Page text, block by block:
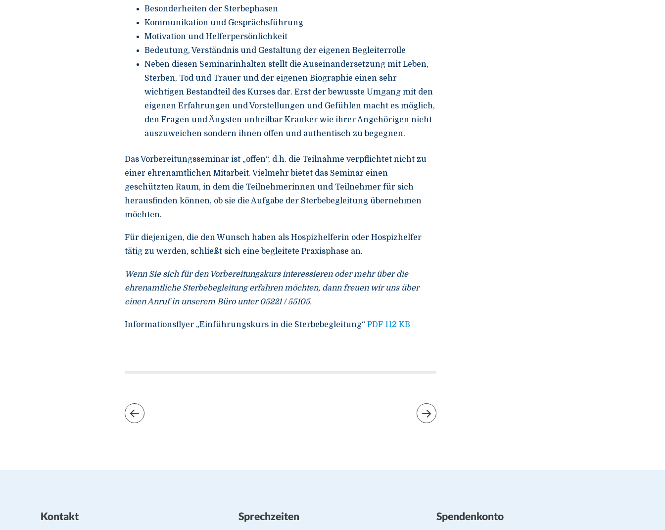
Besonderheiten der Sterbephasen
Kommunikation und Gesprächsführung
Motivation und Helferpersönlichkeit
Bedeutung, Verständnis und Gestaltung der eigenen Begleiterrolle
Neben diesen Seminarinhalten stellt die Auseinandersetzung mit Leben,
Sterben, Tod und Trauer und der eigenen Biographie einen sehr
wichtigen Bestandteil des Kurses dar. Erst der bewusste Umgang mit den
eigenen Erfahrungen und Vorstellungen und Gefühlen macht es möglich,
den Fragen und Ängsten unheilbar Kranker wie ihrer Angehörigen nicht
auszuweichen sondern ihnen offen und authentisch zu begegnen.
Das Vorbereitungsseminar ist „offen“, d.h. die Teilnahme verpflichtet nicht zu
einer ehrenamtlichen Mitarbeit. Vielmehr bietet das Seminar einen
geschützten Raum, in dem die Teilnehmerinnen und Teilnehmer für sich
herausfinden können, ob sie die Aufgabe der Sterbebegleitung übernehmen
möchten.
Für diejenigen, die den Wunsch haben als Hospizhelferin oder Hospizhelfer
tätig zu werden, schließt sich eine begleitete Praxisphase an.
Wenn Sie sich für den Vorbereitungskurs interessieren oder mehr über die
ehrenamtliche Sterbebegleitung erfahren möchten, dann freuen wir uns über
einen Anruf in unserem Büro unter 05221 / 55105.
Informationsflyer „Einführungskurs in die Sterbebegleitung“PDF 112 KB
Kontakt Sprechzeiten Spendenkonto